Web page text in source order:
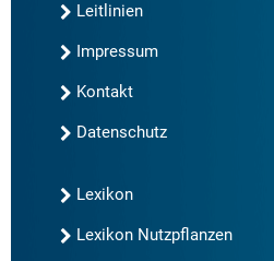
Leitlinien
Impressum
Kontakt
Datenschutz
Lexikon
Lexikon Nutzpflanzen